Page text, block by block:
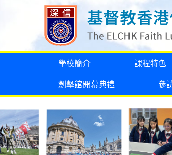
學校簡介 課程特色
劍擊館開幕典禮 參